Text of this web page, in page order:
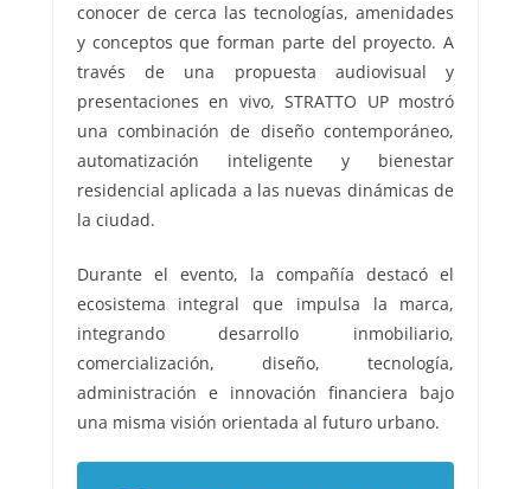
conocer de cerca las tecnologías, amenidades
y conceptos que forman parte del proyecto. A
través de una propuesta audiovisual y
presentaciones en vivo, STRATTO UP mostró
una combinación de diseño contemporáneo,
automatización inteligente y bienestar
residencial aplicada a las nuevas dinámicas de
la ciudad.
Durante el evento, la compañía destacó el
ecosistema integral que impulsa la marca,
integrando desarrollo inmobiliario,
comercialización, diseño, tecnología,
administración e innovación financiera bajo
una misma visión orientada al futuro urbano.